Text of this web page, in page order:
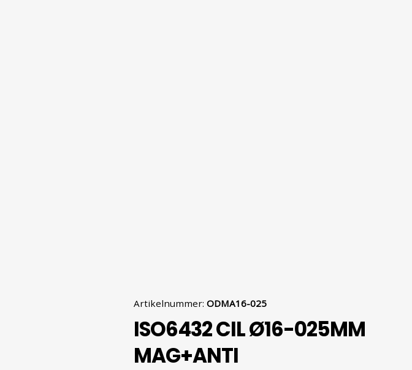
Artikelnummer: ODMA16-025
ISO6432 CIL Ø16-025MM
MAG+ANTI